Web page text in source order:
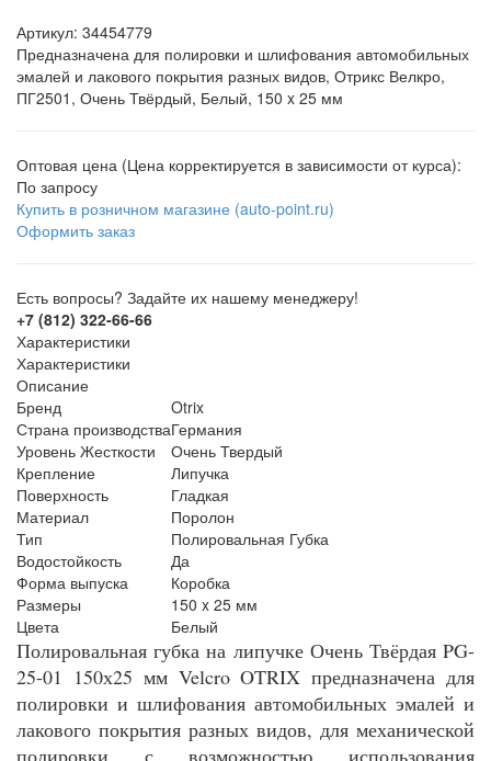
Артикул: 34454779
Предназначена для полировки и шлифования автомобильных
эмалей и лакового покрытия разных видов, Отрикс Велкро,
ПГ2501, Очень Твёрдый, Белый, 150 x 25 мм
Оптовая цена (Цена корректируется в зависимости от курса):
По запросу
Купить в розничном магазине (auto-point.ru)
Оформить заказ
Есть вопросы? Задайте их нашему менеджеру!
+7 (812) 322-66-66
Характеристики
Характеристики
Описание
Бренд
Otrix
Страна производстваГермания
Уровень Жесткости
Очень Твердый
Крепление
Липучка
Поверхность
Гладкая
Материал
Поролон
Тип
Полировальная Губка
Водостойкость
Да
Форма выпуска
Коробка
Размеры
150 x 25 мм
Цвета
Белый
Полировальная губка на липучке Очень Твёрдая PG-
25-01 150х25 мм Velcro OTRIX предназначена для
полировки и шлифования автомобильных эмалей и
лакового покрытия разных видов, для механической
полировки с возможностью использования